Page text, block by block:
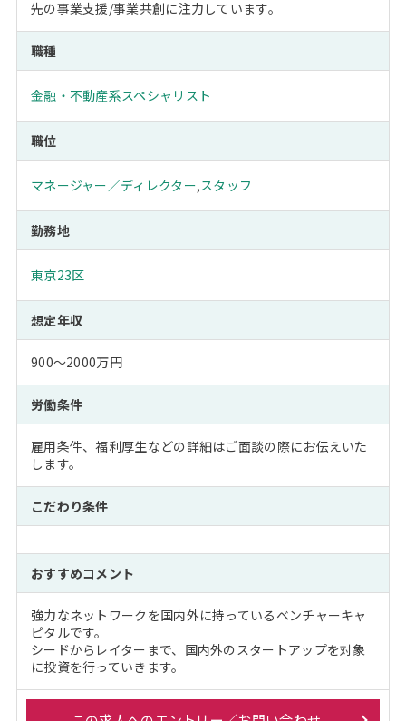
先の事業支援/事業共創に注力しています。
職種
金融・不動産系スペシャリスト
職位
マネージャー／ディレクター,スタッフ
勤務地
東京23区
想定年収
900～2000万円
労働条件
雇用条件、福利厚生などの詳細はご面談の際にお伝えいた
します。
こだわり条件
おすすめコメント
強力なネットワークを国内外に持っているベンチャーキャ
ピタルです。
シードからレイターまで、国内外のスタートアップを対象
に投資を行っていきます。